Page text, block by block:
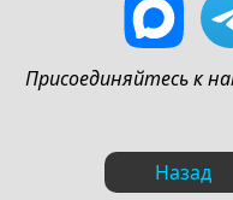
Присоединяйтесь к
Назад